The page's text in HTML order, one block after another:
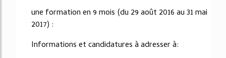
une formation en 9 mois (du 29 août 2016 au 31 mai
2017) :
Informations et candidatures à adresser à: